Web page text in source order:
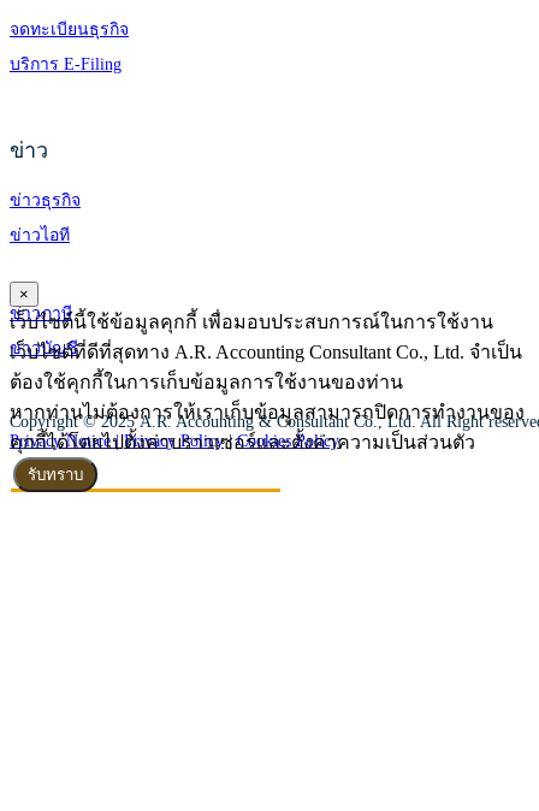
จดทะเบียนธุรกิจ
บริการ E-Filing
ข่าว
ข่าวธุรกิจ
ข่าวไอที
ข่าวภาษี
ข่าวบัญชี
Copyright © 2025 A.R. Accounting & Consultant Co., Ltd. All Right
Privacy Notice | Privacy Policy|Cookies Policy
×
เว็บไซต์นี้ใช้ข้อมูลคุกกี้ เพื่อมอบประสบการณ์ในการใช้งาน
เว็บไซต์ที่ดีที่สุดทาง A.R. Accounting Consultant Co., Ltd. จำเป็น
ต้องใช้คุกกี้ในการเก็บข้อมูลการใช้งานของท่าน
หากท่านไม่ต้องการให้เราเก็บข้อมูลสามารถปิดการทำงานของ
คุกกี้ได้โดยไปตั้งค่าบราวเซอร์และตั้งค่าความเป็นส่วนตัว
รับทราบ